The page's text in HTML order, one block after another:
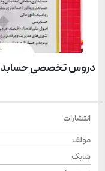
دروس تخصصی
انتشارات
مولف
شابک